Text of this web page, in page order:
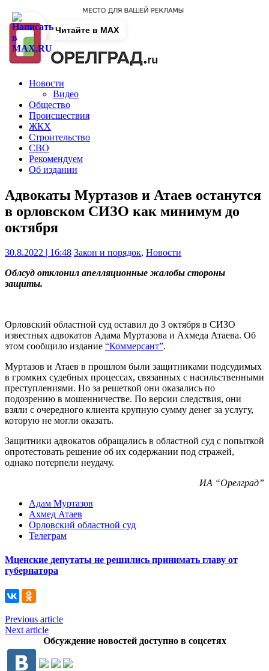
Новости
Видео
Общество
Происшествия
ЖКХ
Строительство
СВО
Рекомендуем
Об издании
Адвокаты Муртазов и Атаев останутся
в орловском СИЗО как минимум до
октября
30.8.2022 | 16:48 Закон и порядок, Новости
Облсуд отклонил апелляционные жалобы стороны
защиты.
Орловский областной суд оставил до 3 октября в СИЗО
известных адвокатов Адама Муртазова и Ахмеда Атаева. Об
этом сообщило издание “Коммерсант”.
Муртазов и Атаев в прошлом были защитниками подсудимых
в громких судебных процессах, связанных с насильственными
преступлениями. Но за решеткой они оказались по
подозрению в мошенничестве. По версии следствия, они
взяли с очередного клиента крупную сумму денег за услугу,
которую не могли оказать.
Защитники адвокатов обращались в областной суд с попыткой
опротестовать решение об их содержании под стражей,
однако потерпели неудачу.
ИА “Орелград”
Адам Муртазов
Ахмед Атаев
Орловский областной суд
Телеграм
Мценские депутаты не решились принимать главу от
губернатора
Previous article
Next article
Обсуждение новостей доступно в соцсетях
Читайте в MAX